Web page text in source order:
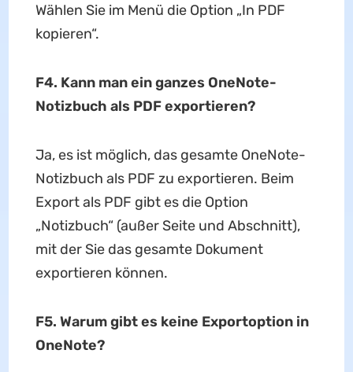
Wählen Sie im Menü die Option „In PDF
kopieren“.
F4. Kann man ein ganzes OneNote-
Notizbuch als PDF exportieren?
Ja, es ist möglich, das gesamte OneNote-
Notizbuch als PDF zu exportieren. Beim
Export als PDF gibt es die Option
„Notizbuch“ (außer Seite und Abschnitt),
mit der Sie das gesamte Dokument
exportieren können.
F5. Warum gibt es keine Exportoption in
OneNote?